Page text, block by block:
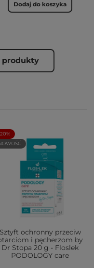
Dodaj do koszyka
produkty
Sztyft ochronny przeciw
i pęcherzom by
Dr Stopa 20 g - Floslek
PODOLOGY care